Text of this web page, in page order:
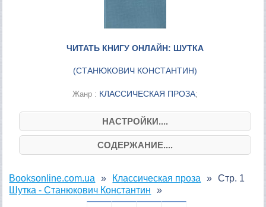
ЧИТАТЬ КНИГУ ОНЛАЙН: ШУТКА
(СТАНЮКОВИЧ КОНСТАНТИН)
Жанр : КЛАССИЧЕСКАЯ ПРОЗА;
НАСТРОЙКИ....
СОДЕРЖАНИЕ....
Booksonline.com.ua
Классическая проза
Шутка - Станюкович Константин
Стр. 1